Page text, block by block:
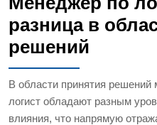
разница в
решений
В области принятия решений
логист обладают разным
влияния, что напрямую